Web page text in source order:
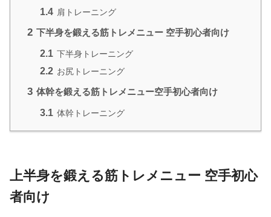
1.4 肩トレーニング
2 下半身を鍛える筋トレメニュー 空手初心者向け
2.1 下半身トレーニング
2.2 お尻トレーニング
3 体幹を鍛える筋トレメニュー空手初心者向け
3.1 体幹トレーニング
上半身を鍛える筋トレメニュー 空手初心
者向け